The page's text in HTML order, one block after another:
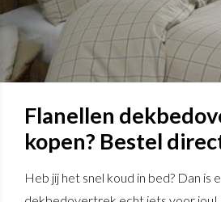
Flanellen
kopen? Bestel
Heb jij het snel koud in bed? Dan is